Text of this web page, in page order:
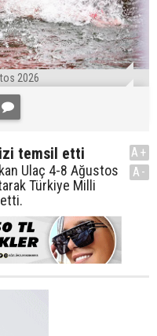
2026
temsil etti
Ulaç 4-8 Ağustos
Türkiye Milli
A+
A-